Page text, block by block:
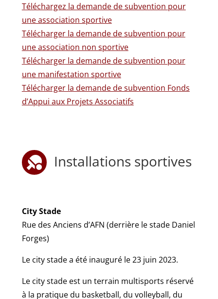
Téléchargez la demande de subvention pour
une association sportive
Télécharger la demande de subvention pour
une association non sportive
Télécharger la demande de subvention pour
une manifestation sportive
Télécharger la demande de subvention Fonds
d’Appui aux Projets Associatifs
 Installations sportives
City Stade
Rue des Anciens d’AFN (derrière le stade Daniel
Forges)
Le city stade a été inauguré le 23 juin 2023.
Le city stade est un terrain multisports réservé
à la pratique du basketball, du volleyball, du